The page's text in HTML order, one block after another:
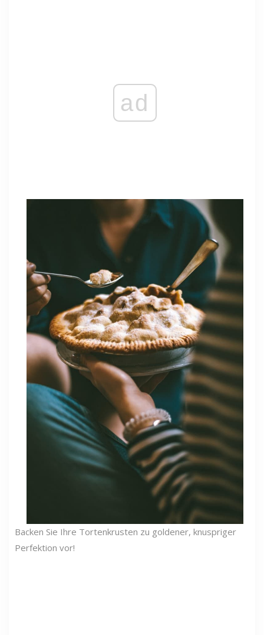
ad
Backen Sie Ihre Tortenkrusten zu goldener, knuspriger
Perfektion vor!